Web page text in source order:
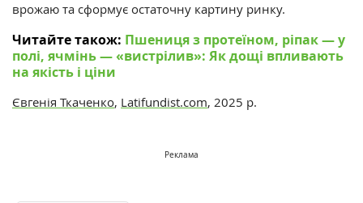
врожаю та сформує остаточну картину ринку.
Читайте також: Пшениця з протеїном, ріпак — у
полі, ячмінь — «вистрілив»: Як дощі впливають
на якість і ціни
Євгенія Ткаченко, Latifundist.com, 2025 р.
Реклама